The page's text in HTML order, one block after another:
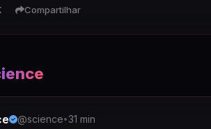
@science •63d